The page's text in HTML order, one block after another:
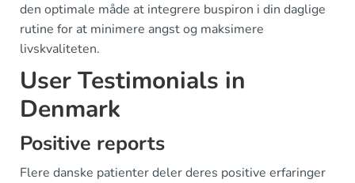
den optimale måde at integrere buspiron i din daglige
rutine for at minimere angst og maksimere
livskvaliteten.
User Testimonials in
Denmark
Positive reports
Flere danske patienter deler deres positive erfaringer